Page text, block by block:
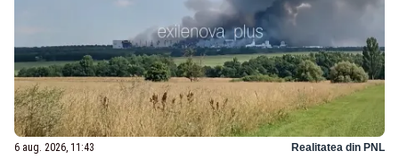
6 aug. 2026, 11:43 Realitatea din PNL